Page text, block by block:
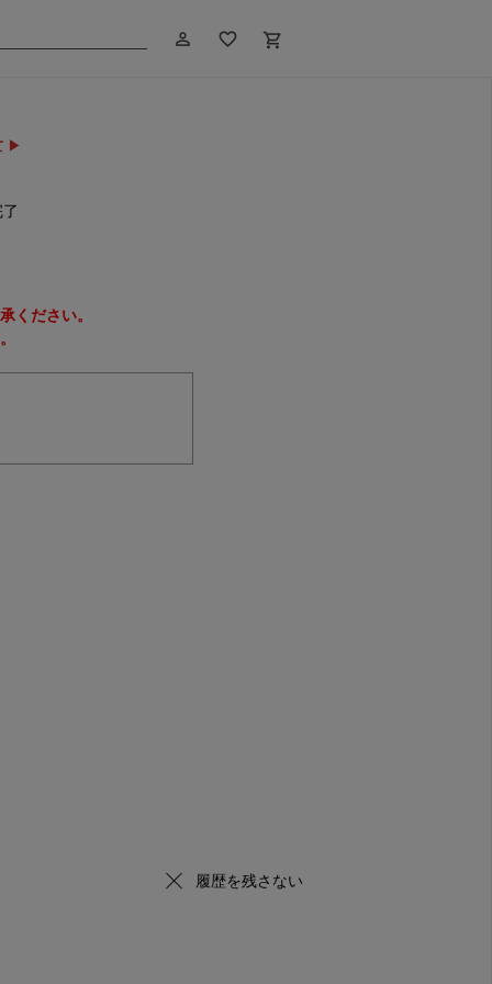
person_outline favorite_border shopping_cart
▶
ください。
履歴を残さない